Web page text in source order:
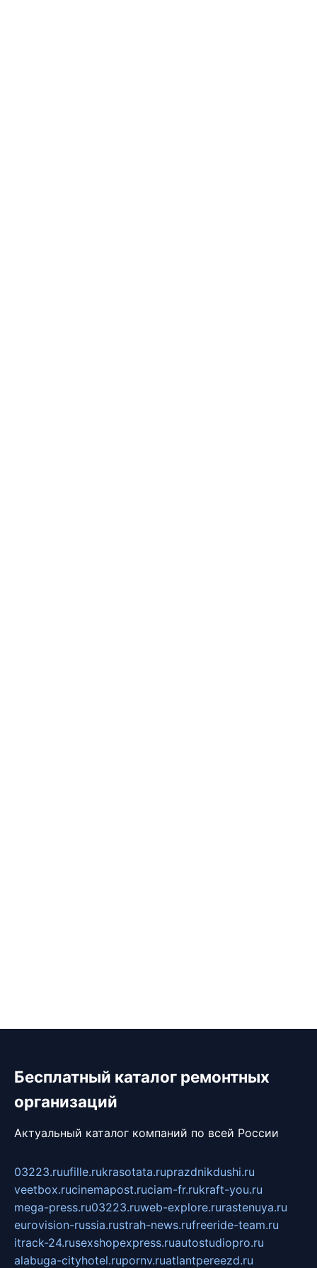
Бесплатный каталог ремонтных
организаций
Актуальный каталог компаний по всей России
03223.ruufille.rukrasotata.ruprazdnikdushi.ru
veetbox.rucinemapost.ruciam-fr.rukraft-you.ru
mega-press.ru03223.ruweb-explore.rurastenuya.ru
eurovision-russia.rustrah-news.rufreeride-team.ru
itrack-24.rusexshopexpress.ruautostudiopro.ru
alabuga-cityhotel.rupornv.ruatlantpereezd.ru